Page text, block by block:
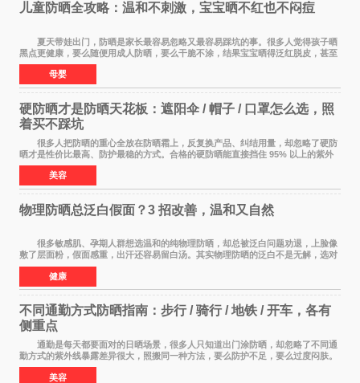
儿童防晒全攻略：温和不刺激，宝宝晒不红也不闷痘
夏天带娃出门，防晒是家长最容易忽略又最容易踩坑的事。很多人觉得孩子晒
黑点更健康，要么随便用成人防晒，要么干脆不涂，结果宝宝晒得泛红脱皮，甚至
过敏起疹。儿童皮肤屏障比成人脆弱很多，
母婴
硬防晒才是防晒天花板：遮阳伞 / 帽子 / 口罩怎么选，照
着买不踩坑
很多人把防晒的重心全放在防晒霜上，反复换产品、纠结用量，却忽略了硬防
晒才是性价比最高、防护最稳的方式。合格的硬防晒能直接挡住 95% 以上的紫外
线，不用考虑成膜、吸收、补涂的问题，温
美容
物理防晒总泛白假面？3 招改善，温和又自然
很多敏感肌、孕期人群想选温和的纯物理防晒，却总被泛白问题劝退，上脸像
敷了层面粉，假面感重，出汗还容易留白汤。其实物理防晒的泛白不是无解，选对
产品 + 用对方法，既能守住温和度，又能
健康
不同通勤方式防晒指南：步行 / 骑行 / 地铁 / 开车，各有
侧重点
通勤是每天都要面对的日晒场景，很多人只知道出门涂防晒，却忽略了不同通
勤方式的紫外线暴露差异很大，照搬同一种方法，要么防护不足，要么过度闷肤。
根据出行方式调整防晒策略，才是既省心又
美容